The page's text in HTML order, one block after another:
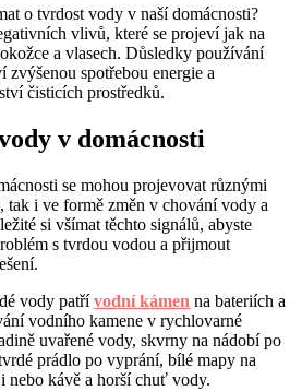
o tvrdost vody v naší domácnosti?
vlivů, které se projeví jak na
a vlasech. Důsledky používání
zvýšenou spotřebou energie a
čisticích prostředků.
v domácnosti
se mohou projevovat různými
tak i ve formě změn v chování vody a
si všímat těchto signálů, abyste
s tvrdou vodou a přijmout
vody patřívodní kámen na bateriích a
vodního kamene v rychlovarné
uvařené vody, skvrny na nádobí po
prádlo po vyprání, bílé mapy na
nebo kávě a horší chuť vody.